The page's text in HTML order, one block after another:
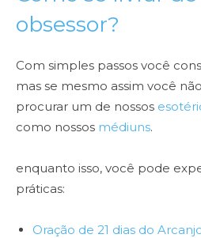
obsessor?
Com simples passos você
mas se mesmo assim você
procurar um de nossos
como nossos médiuns.
enquanto isso, você pode
práticas:
Oração de 21 dias do